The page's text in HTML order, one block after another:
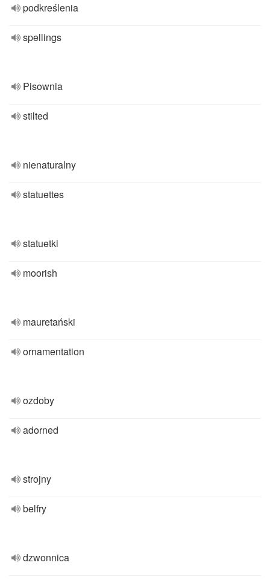
podkreślenia
spellings
Pisownia
stilted
nienaturalny
statuettes
statuetki
moorish
mauretański
ornamentation
ozdoby
adorned
strojny
belfry
dzwonnica